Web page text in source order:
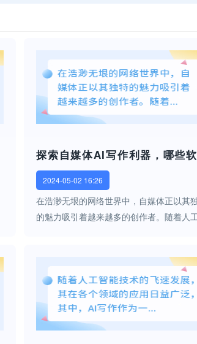
2024-05-02 16:26
在浩渺无垠的网络世界中，自媒体正以其
的魅力吸引着越来越多的创作者。随着人
件如同璀璨的明星，以其强大的功能助力